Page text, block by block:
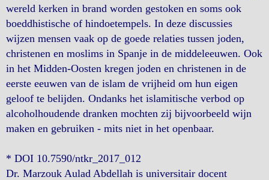
wereld kerken in brand worden gestoken en soms ook
boeddhistische of hindoetempels. In deze discussies
wijzen mensen vaak op de goede relaties tussen joden,
christenen en moslims in Spanje in de middeleeuwen. Ook
in het Midden-Oosten kregen joden en christenen in de
eerste eeuwen van de islam de vrijheid om hun eigen
geloof te belijden. Ondanks het islamitische verbod op
alcoholhoudende dranken mochten zij bijvoorbeeld wijn
maken en gebruiken - mits niet in het openbaar.
* DOI 10.7590/ntkr_2017_012
Dr. Marzouk Aulad Abdellah is universitair docent